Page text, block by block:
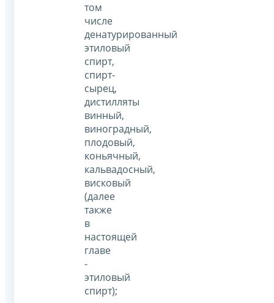
том
числе
денатурированный
этиловый
спирт,
спирт-
сырец,
дистилляты
винный,
виноградный,
плодовый,
коньячный,
кальвадосный,
висковый
(далее
также
в
настоящей
главе
-
этиловый
спирт);